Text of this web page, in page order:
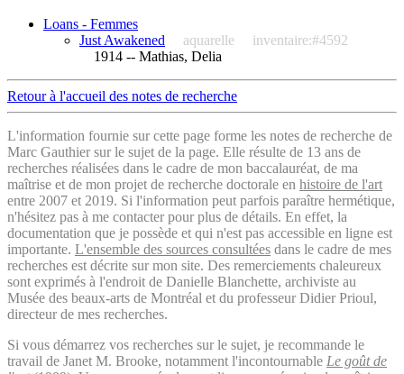
Loans - Femmes
Just Awakened
aquarelle
inventaire:#4592
1914 -- Mathias, Delia
Retour à l'accueil des notes de recherche
L'information fournie sur cette page forme les notes de recherche de
Marc Gauthier sur le sujet de la page. Elle résulte de 13 ans de
recherches réalisées dans le cadre de mon baccalauréat, de ma
maîtrise et de mon projet de recherche doctorale en histoire de l'art
entre 2007 et 2019. Si l'information peut parfois paraître hermétique,
n'hésitez pas à me contacter pour plus de détails. En effet, la
documentation que je possède et qui n'est pas accessible en ligne est
importante. L'ensemble des sources consultées dans le cadre de mes
recherches est décrite sur mon site. Des remerciements chaleureux
sont exprimés à l'endroit de Danielle Blanchette, archiviste au
Musée des beaux-arts de Montréal et du professeur Didier Prioul,
directeur de mes recherches.
Si vous démarrez vos recherches sur le sujet, je recommande le
travail de Janet M. Brooke, notamment l'incontournable Le goût de